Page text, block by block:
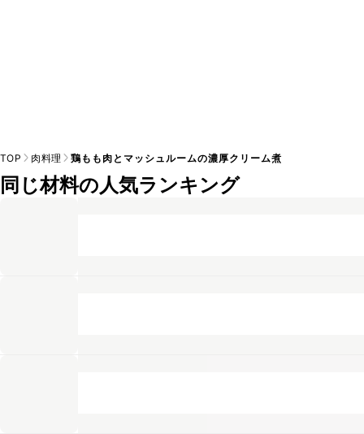
TOP 肉料理 鶏もも肉とマッシュルームの濃厚クリーム煮
同じ材料の人気ランキング